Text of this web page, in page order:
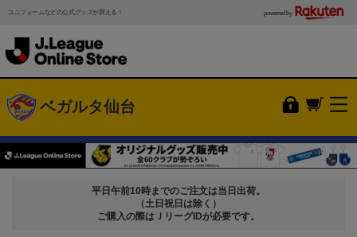
ユニフォームなどの公式グッズが買える！ powered by
ベガルタ仙台
平日午前10時までのご注文は当日出荷。
（土日祝日は除く）
ご購入の際はＪリーグIDが必要です。